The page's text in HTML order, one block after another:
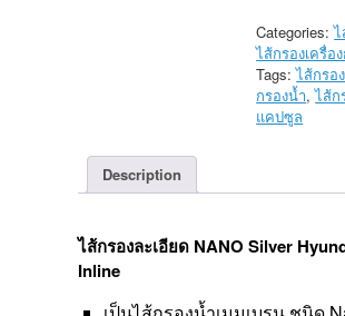
Hyundai
แบบ
Inline
ขนาด
2.5x13
Categories:
ไส้กรองเครื่อ
Tags:ไส้กรอ
กรองน้ำ,ไส้ก
แคปซูล
Description
ไส้กรองละเอียด NANO Silver
Inline